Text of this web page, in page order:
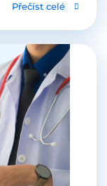
Přečíst celé